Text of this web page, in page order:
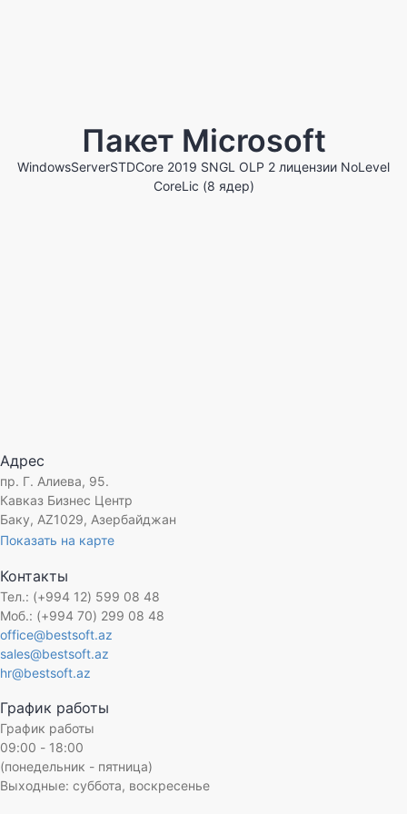
Дата внедрения: Июль 2011
Менеджер проекта:Бекташи Джананбей
Пакет Microsoft
WindowsServerSTDCore 2019 SNGL OLP 2 лицензии NoLevel
CoreLic (8 ядер)
Адрес
пр. Г. Алиева, 95.
Кавказ Бизнес Центр
Баку, AZ1029, Азербайджан
Показать на карте
Контакты
Тел.: (+994 12) 599 08 48
Моб.: (+994 70) 299 08 48
office@bestsoft.az
sales@bestsoft.az
hr@bestsoft.az
График работы
График работы
09:00 - 18:00
(понедельник - пятница)
Выходные: суббота, воскресенье